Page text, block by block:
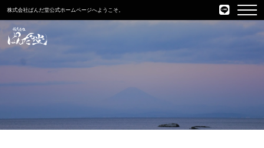
株式会社ぱんだ堂公式ホームページへようこそ。